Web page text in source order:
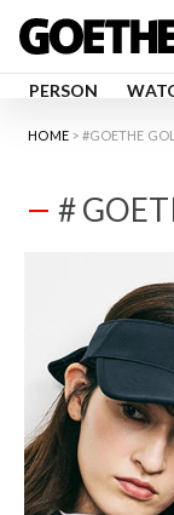
PERSON
HOME #GOETHE
#